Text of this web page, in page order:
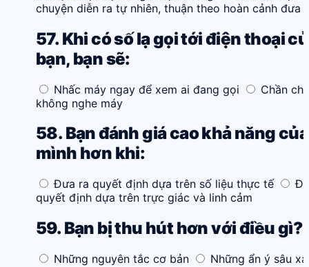
chuyện diễn ra tự nhiên, thuận theo hoàn cảnh đưa
57. Khi có số lạ gọi tới điện thoại
bạn, bạn sẽ:
Nhấc máy ngay để xem ai đang gọi
Chần
không nghe máy
58. Bạn đánh giá cao khả năng của
mình hơn khi:
Đưa ra quyết định dựa trên số liệu thực tế
quyết định dựa trên trực giác và linh cảm
59. Bạn bị thu hút hơn với điều gì?
Những nguyên tắc cơ bản Những ẩn ý sâu xa